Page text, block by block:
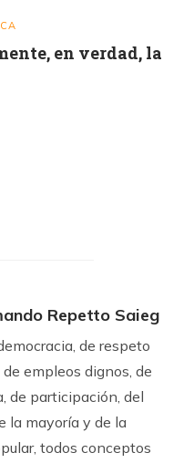
en verdad, la
Repetto Saieg
de respeto
empleos dignos, de
de participación, del
la mayoría y de la
todos conceptos